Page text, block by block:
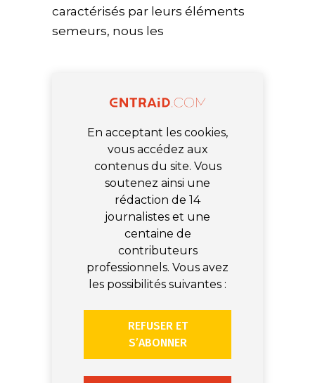
caractérisés par leurs éléments
semeurs, nous les
En acceptant les cookies,
vous accédez aux
contenus du site. Vous
soutenez ainsi une
rédaction de 14
journalistes et une
centaine de
contributeurs
professionnels. Vous avez
les possibilités suivantes :
REFUSER ET
S’ABONNER